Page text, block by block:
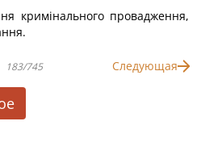
кримінального провадження,
183/745 Следующая